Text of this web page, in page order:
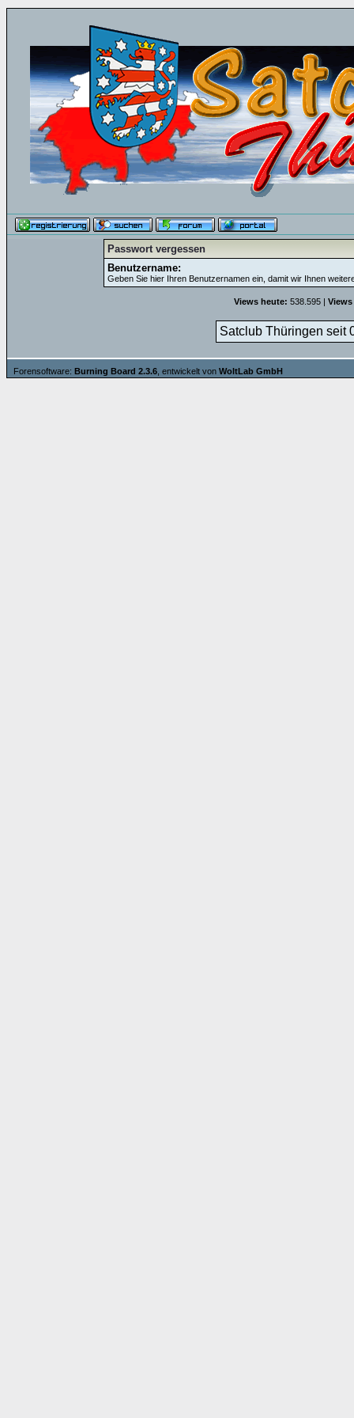
Passwort vergessen
Benutzername:
Geben Sie hier Ihren Benutzernamen ein, damit wir Ihnen
Views heute: 538.595 |
Satclub Thüringen seit
Forensoftware: Burning Board 2.3.6 , entwickelt von WoltLab GmbH